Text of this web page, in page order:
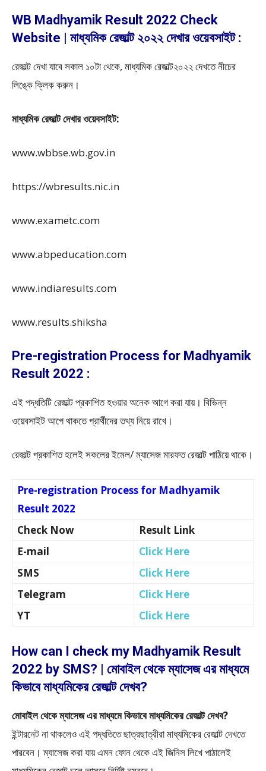
WB Madhyamik Result 2022 Check
Website | মাধ্যমিক রেজাল্ট ২০২২ দেখার ওয়েবসাইট :
রেজাল্ট দেখা যাবে সকাল ১০টা থেকে, মাধ্যমিক রেজাল্ট২০২২ দেখতে নীচের
লিঙ্কে ক্লিক করুন।
মাধ্যমিক রেজাল্ট দেখার ওয়েবসাইট:
www.wbbse.wb.gov.in
https://wbresults.nic.in
www.exametc.com
www.abpeducation.com
www.indiaresults.com
www.results.shiksha
Pre-registration Process for Madhyamik
Result 2022 :
এই পদ্ধতিটি রেজাল্ট প্রকাশিত হওয়ার অনেক আগে করা যায়। বিভিন্ন
ওয়েবসাইট আগে থাকতে প্রার্থীদের তথ্য নিয়ে রাখে।
রেজাল্ট প্রকাশিত হলেই সকলের ইমেল/ ম্যাসেজ মারফত রেজাল্ট পাঠিয়ে থাকে।
Pre-registration Process for Madhyamik
Result 2022
Check Now
Result Link
E-mail
Click Here
SMS
Click Here
Telegram
Click Here
YT
Click Here
How can I check my Madhyamik Result
2022 by SMS? | মোবাইল থেকে ম্যাসেজ এর মাধ্যমে
কিভাবে মাধ্যমিকের রেজাল্ট দেখব?
মোবাইল থেকে ম্যাসেজ এর মাধ্যমে কিভাবে মাধ্যমিকের রেজাল্ট দেখব?
ইন্টারনেট না থাকলেও এই পদ্ধতিতে ছাত্রছাত্রীরা মাধ্যমিকের রেজাল্ট দেখতে
পারবেন। ম্যাসেজ করা যায় এমন ফোন থেকে এই জিনিস লিখে পাঠালেই